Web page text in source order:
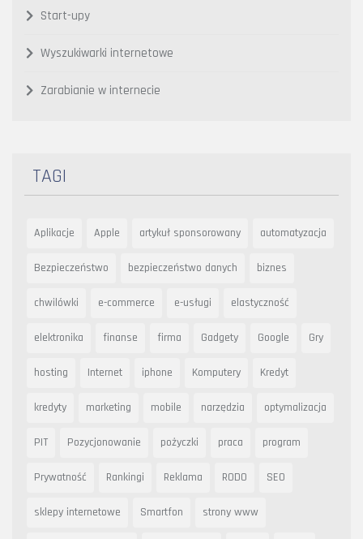
Start-upy
Wyszukiwarki internetowe
Zarabianie w internecie
TAGI
Aplikacje Apple artykuł sponsorowany automatyzacja
Bezpieczeństwo bezpieczeństwo danych biznes
chwilówki e-commerce e-usługi elastyczność
elektronika finanse firma Gadgety Google Gry
hosting Internet iphone Komputery Kredyt
kredyty marketing mobile narzędzia optymalizacja
PIT Pozycjonowanie pożyczki praca program
Prywatność Rankingi Reklama RODO SEO
sklepy internetowe Smartfon strony www